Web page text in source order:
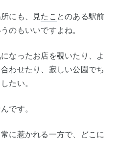
にも、見たこ とのある駅前
のもいいですよね。
なったお店を覗いたり、よ
わせたり、寂しい公園でち
たい。
です。
に惹かれる一方で、どこに